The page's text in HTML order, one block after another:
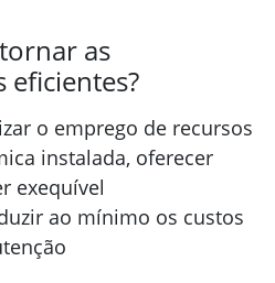
as
eficientes?
o emprego de recursos
instalada, oferecer
exequível
ao mínimo os custos